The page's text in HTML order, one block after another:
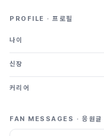
PROFILE · 프로필
나이
신장
커리어
FAN MESSAGES · 응원글